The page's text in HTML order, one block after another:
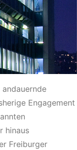
Engagement
hinaus
Freiburger